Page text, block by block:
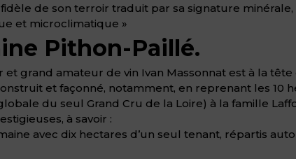
de son terroir traduit par sa signature
et microclimatique »
Pithon-Paillé.
grand amateur de vin Ivan Massonnat est à la
et façonné, notamment, en reprenant les 10
du seul Grand Cru de la Loire) à la famille
à savoir :
avec dix hectares d’un seul tenant, répartis